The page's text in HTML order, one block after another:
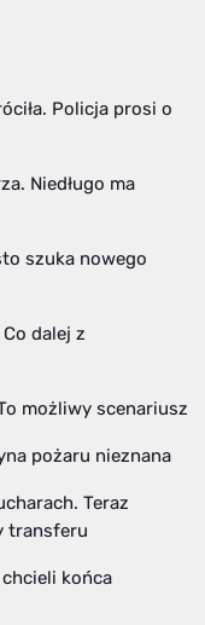
Policja prosi o
Niedługo ma
szuka nowego
dalej z
możliwy scenariusz
pożaru nieznana
Teraz
transferu
końca